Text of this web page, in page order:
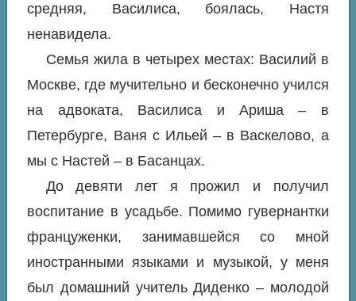
средняя, Василиса, боялась, Настя
ненавидела.
Семья жила в четырех местах: Василий в
Москве, где мучительно и бесконечно учился
на адвоката, Василиса и Ариша – в
Петербурге, Ваня с Ильей – в Васкелово, а
мы с Настей – в Басанцах.
До девяти лет я прожил и получил
воспитание в усадьбе. Помимо гувернантки
француженки, занимавшейся со мной
иностранными языками и музыкой, у меня
был домашний учитель Диденко – молодой